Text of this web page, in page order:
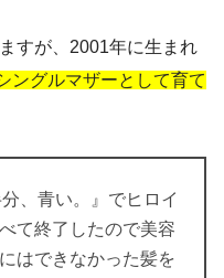
すが、2001年に生まれ
ングルマザーとして育て
、青い。』でヒロイ
て終了したので美容
はできなかった髪を